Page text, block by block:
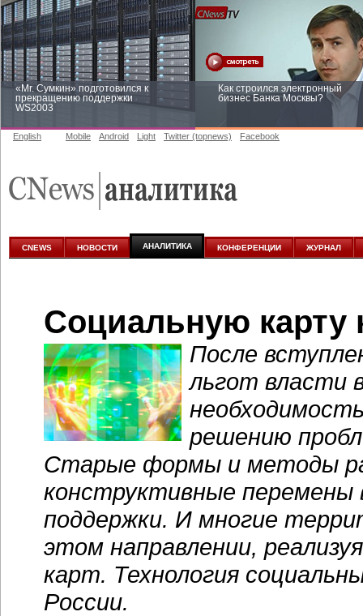
«Mr. Сумкин» подготовился к
прекращению поддержки
WS2003
Как строился электронный
бизнес Банка Москвы?
аналитике
English Mobile Android Light Twitter (topnews) Facebook
CNEWS НОВОСТИ АНАЛИТИКА КОНФЕРЕНЦИИ ЖУРНАЛ
Социальную карту
После
льгот власти
решению
Старые формы и методы
конструктивные перемены
поддержки. И многие
этом направлении,
карт. Технология
России.